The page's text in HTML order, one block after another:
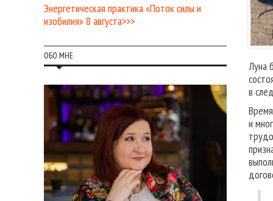
Луна
в
и
Энергетическая практика «Поток силы и
изобилия» 8 августа>>>
ОБО МНЕ